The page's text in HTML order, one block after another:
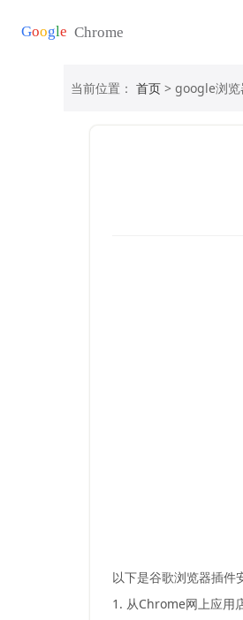
当前位置： 首页 > google浏览
以下是谷歌浏览器插件
1. 从Chrome网上应用